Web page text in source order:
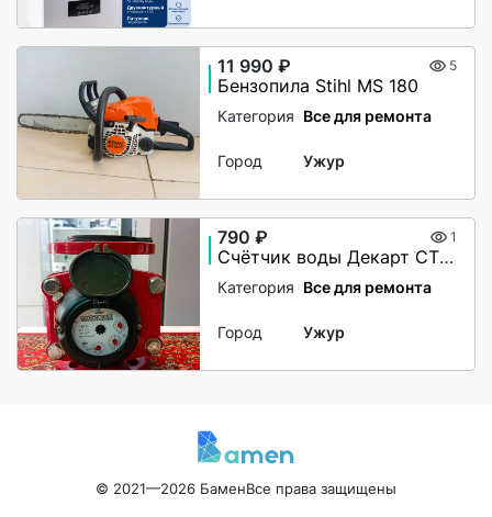
11 990 ₽ 5
Бензопила Stihl MS 180
Категория Все для ремонта
Город Ужур
790 ₽ 1
Счётчик воды Декарт СТВУ-50
Категория Все для ремонта
Город Ужур
© 2021—2026 БаменВсе права защищены